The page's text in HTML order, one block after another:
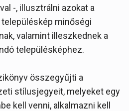
-, illusztrálni azokat a
minőségi
valamint illeszkednek a
településképhez.
összegyűjti a
stílusjegyeit, melyeket egy
kell venni, alkalmazni kell